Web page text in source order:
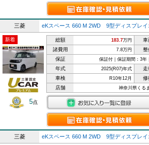
三菱 eKスペース 660 M 2WD 9型ディスプレ
新着
5点
総額 183.7万円 車
諸費用 7.8万円 整
保証 保証付｜保証期間：3年
年式 2025(R07)年式 走
車検 R10年12月 修
店舗 神奈川県くる
三菱 eKスペース 660 M 2WD 9型ディスプレ